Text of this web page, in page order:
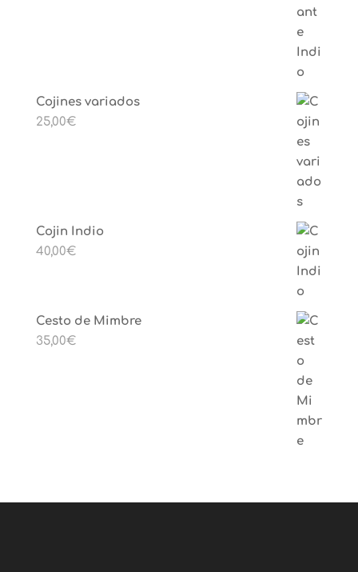
Cojines variados
25,00€
Cojin Indio
40,00€
Cesto de Mimbre
35,00€